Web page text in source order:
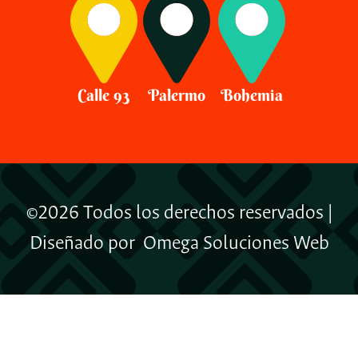
Calle 93 Palermo Bohemia
©2026 Todos los derechos reservados |
Diseñado por Omega Soluciones Web